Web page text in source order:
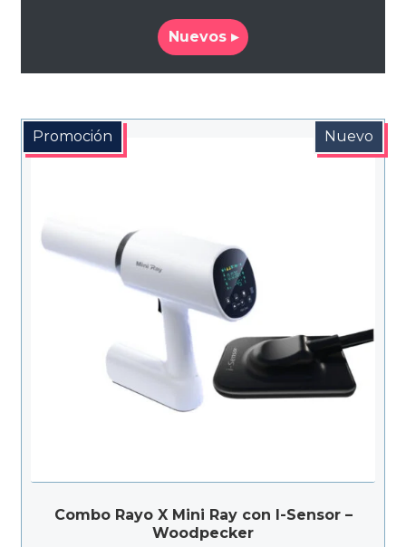
Nuevos ▸
Nuevo
Promoción
Combo Rayo X Mini Ray con I-Sensor –
Woodpecker